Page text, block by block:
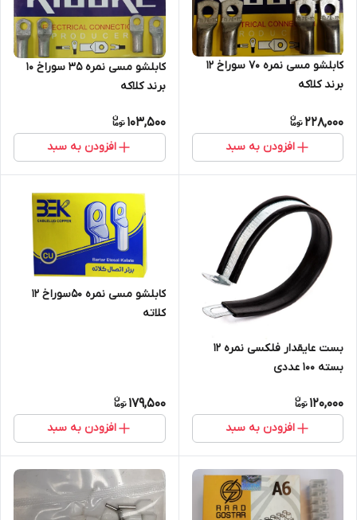
کابلشو مسی نمره ۷0 سوراخ 12
برند کلاکه
228,000
افزودن به سبد
کابلشو مسی نمره ۳۵ سوراخ 10
برند کلاکه
103,500
افزودن به سبد
بست عایقدار فلکسی نمره 12
بسته 100 عددی
120,000
افزودن به سبد
کابلشو مسی نمره 50سوراخ 12
کلاته
179,500
افزودن به سبد